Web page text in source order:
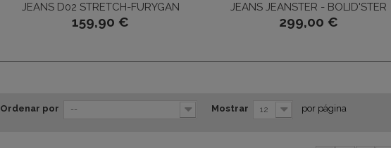
JEANS D02 STRETCH-FURYGAN
159,90 €
JEANS JEANSTER - BOLID'STER
299,00 €
Ordenar por -- Mostrar 12 por página